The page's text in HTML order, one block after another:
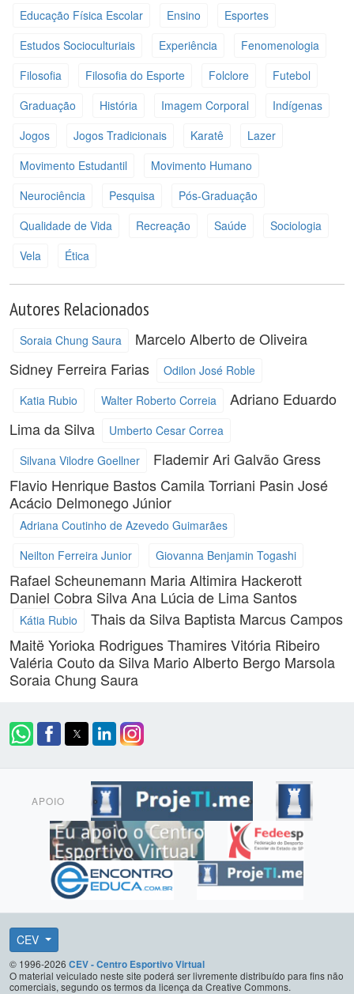
Educação Física Escolar
Ensino
Esportes
Estudos Socioculturiais
Experiência
Fenomenologia
Filosofia
Filosofia do Esporte Folclore
Futebol
Graduação
História Imagem Corporal
Indígenas
Jogos
Jogos Tradicionais Karatê
Lazer
Movimento Estudantil
Movimento Humano
Neurociência
Pesquisa
Pós-Graduação
Qualidade de Vida
Recreação Saúde
Sociologia
Vela
Ética
Autores Relacionados
Soraia Chung Saura
Marcelo Alberto de Oliveira
Sidney Ferreira Farias
Odilon José Roble
Katia Rubio
Walter Roberto Correia
Adriano Eduardo
Lima da Silva
Umberto Cesar Correa
Silvana Vilodre Goellner
Flademir Ari Galvão Gress
Flavio Henrique Bastos Camila Torriani Pasin José
Acácio Delmonego Júnior
Adriana Coutinho de Azevedo Guimarães
Neilton Ferreira Junior
Giovanna Benjamin Togashi
Rafael Scheunemann Maria Altimira Hackerott
Daniel Cobra SilvaAna Lúcia de Lima Santos
Kátia Rubio Thais da Silva Baptista Marcus Campos
Maitë Yorioka RodriguesThamires Vitória Ribeiro
Valéria Couto da Silva Mario Alberto Bergo Marsola
Soraia Chung Saura
APOIO
CEV
© 1996-2026 CEV - Centro Esportivo Virtual
O material veiculado neste site poderá ser livremente distribuído para fins não
comerciais, segundo os termos da licença da Creative Commons.